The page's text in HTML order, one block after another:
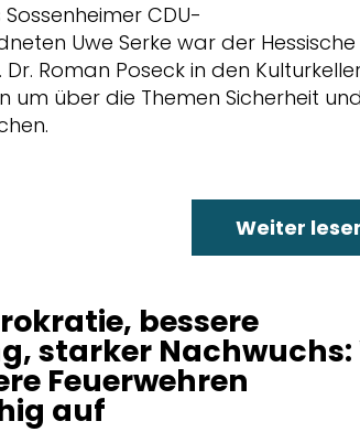
CDU-
Uwe Serke war der Hessische
Roman Poseck in den
um über die Themen Sicherheit und
Weiter
bessere
starker Nachwuchs:
Feuerwehren
auf